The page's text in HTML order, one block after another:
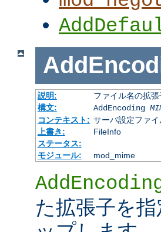
説明:
ファイル名の拡
構文:
AddEncoding
コンテキスト: サーバ設定ファ
上書き:
FileInfo
ステータス:
モジュール:
mod_mime
た拡張子を